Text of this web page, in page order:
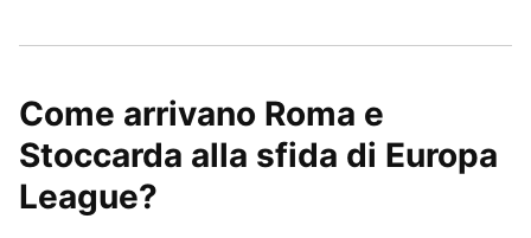
Come arrivano Roma e
Stoccarda alla sfida di Europa
League?